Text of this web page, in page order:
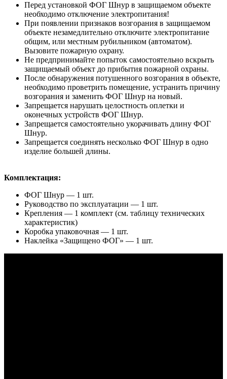
Перед установкой ФОГ Шнур в защищаемом объекте
необходимо отключение электропитания!
При появлении признаков возгорания в защищаемом
объекте незамедлительно отключите электропитание
общим, или местным рубильником (автоматом).
Вызовите пожарную охрану.
Не предпринимайте попыток самостоятельно вскрыть
защищаемый объект до прибытия пожарной охраны.
После обнаружения потушенного возгорания в объекте,
необходимо проветрить помещение, устранить причину
возгорания и заменить ФОГ Шнур на новый.
Запрещается нарушать целостность оплетки и
оконечных устройств ФОГ Шнур.
Запрещается самостоятельно укорачивать длину ФОГ
Шнур.
Запрещается соединять несколько ФОГ Шнур в одно
изделие большей длины.
Комплектация:
ФОГ Шнур — 1 шт.
Руководство по эксплуатации — 1 шт.
Крепления — 1 комплект (см. таблицу технических
характеристик)
Коробка упаковочная — 1 шт.
Наклейка «Защищено ФОГ» — 1 шт.